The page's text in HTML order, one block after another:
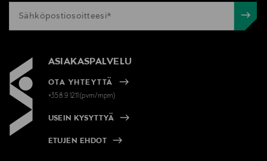
ASIAKASPALVELU
OTA YHTEYTTÄ
+358 9 1211(pvm/mpm)
USEIN KYSYTTYÄ
ETUJEN EHDOT